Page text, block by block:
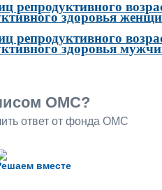
репродуктивного
здоровья
репродуктивного
здоровья
вместе
ОМС?
ответ от фонда ОМС